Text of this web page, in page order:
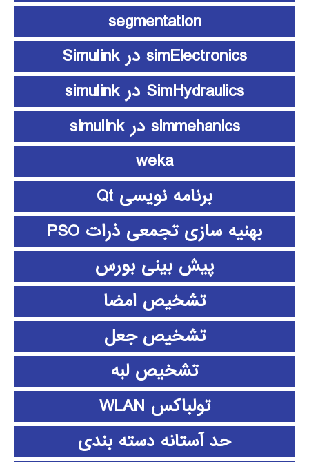
segmentation
simElectronics در Simulink
SimHydraulics در simulink
simmehanics در simulink
weka
برنامه نویسی Qt
بهنیه سازی تجمعی ذرات PSO
پیش بینی بورس
تشخیص امضا
تشخیص جعل
تشخیص لبه
تولباکس WLAN
حد آستانه دسته بندی